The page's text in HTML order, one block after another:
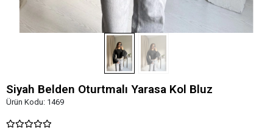
Siyah Belden Oturtmalı Yarasa Kol Bluz
Ürün Kodu: 1469